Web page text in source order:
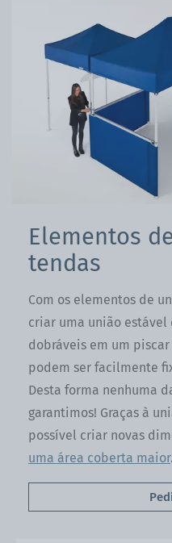
Elementos
tendas
Com os elementos de
criar uma união estável
dobráveis em um
podem ser facilmente
Desta forma nenhuma
garantimos! Graças à
possível criar novas
uma área coberta maior.